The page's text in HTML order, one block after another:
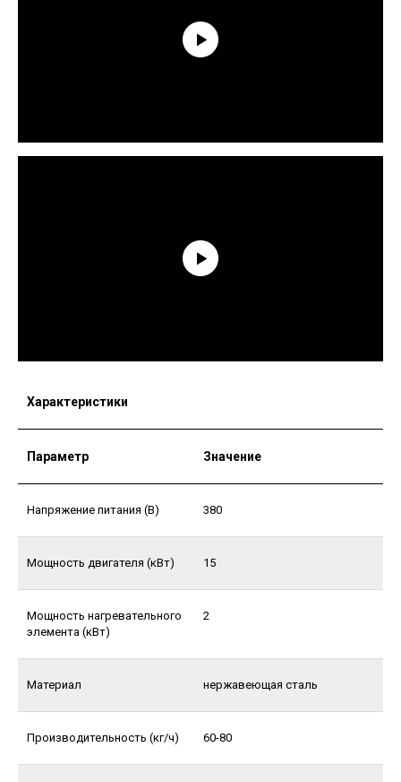
Характеристики
Параметр Значение
Напряжение питания (В) 380
Мощность двигателя (кВт) 15
Мощность нагревательного
элемента (кВт)
2
Материал нержавеющая сталь
Производительность (кг/ч) 60-80